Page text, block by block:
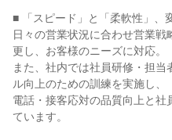
■ 「スピード」と「柔軟性」、
日々の営業状況に合わせ営業
更し、お客様のニーズに対応。
また、社内では社員研修・担
ル向上のための訓練を実施し、
電話・接客応対の品質向上と社
ています。